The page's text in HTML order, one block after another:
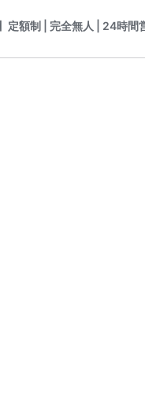
定額制 | 完全無人 | 24時